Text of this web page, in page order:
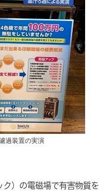
過装置の実演
）の電磁場で有害物質を